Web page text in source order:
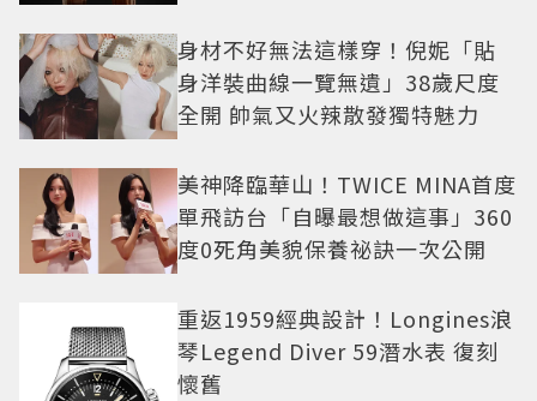
身材不好無法這樣穿！倪妮「貼
身洋裝曲線一覽無遺」38歲尺度
全開 帥氣又火辣散發獨特魅力
美神降臨華山！TWICE MINA首度
單飛訪台「自曝最想做這事」360
度0死角美貌保養祕訣一次公開
重返1959經典設計！Longines浪
琴Legend Diver 59潛水表 復刻
懷舊